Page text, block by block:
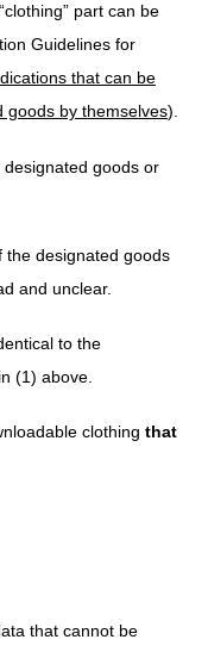
part can be
Guidelines for
that can be
goods by themselves).
designated goods or
the designated goods
and unclear.
to the
(1) above.
clothing that
that cannot be